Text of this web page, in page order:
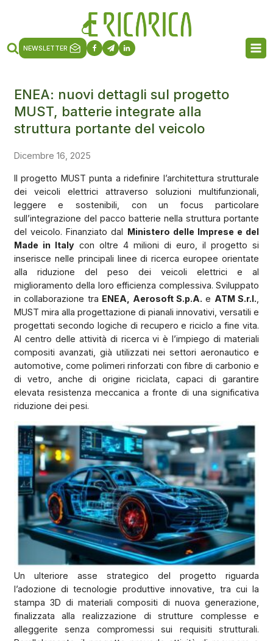
Iscriviti ai media digitali
informazioni che ci chiedi
QUI puoi leggere l'informativa sulla privacy
Compila i campi con * solo per la ricezione della
rivista cartacea
Indirizzo Mail
Nome
Cognome
Azienda*
Occupazione
Indirizzo*
Cap**
Sigla Prov.*
Informativa privacy
Ai sensi dell’art. 13 del Regolamento e 6,7,8
Media digitali
Newsletter
Versioni digitali PDF
NEWSLETTER
ENEA: nuovi dettagli sul progetto
MUST, batterie integrate alla
struttura portante del veicolo
Dicembre 16, 2025
Il progetto MUST punta a ridefinire l’architettura strutturale
dei veicoli elettrici attraverso soluzioni multifunzionali,
leggere e sostenibili, con un focus particolare
sull’integrazione del pacco batterie nella struttura portante
del veicolo. Finanziato dal Ministero delle Imprese e del
Made in Italycon oltre 4 milioni di euro, il progetto si
inserisce nelle principali linee di ricerca europee orientate
alla riduzione del peso dei veicoli elettrici e al
miglioramento della loro efficienza complessiva. Sviluppato
in collaborazione tra ENEA, Aerosoft S.p.A. e ATM S.r.l.
MUST mira alla progettazione di pianali innovativi, versatili e
progettati secondo logiche di recupero e riciclo a fine vita.
Al centro delle attività di ricerca vi è l’impiego di materiali
compositi avanzati, già utilizzati nei settori aeronautico e
automotive, come polimeri rinforzati con fibre di carbonio e
di vetro, anche di origine riciclata, capaci di garantire
elevata resistenza meccanica a fronte di una significativa
riduzione dei pesi.
Un ulteriore asse strategico del progetto riguarda
l’adozione di tecnologie produttive innovative, tra cui la
stampa 3D di materiali compositi di nuova generazione,
finalizzata alla realizzazione di strutture complesse e
alleggerite senza compromessi sui requisiti strutturali.